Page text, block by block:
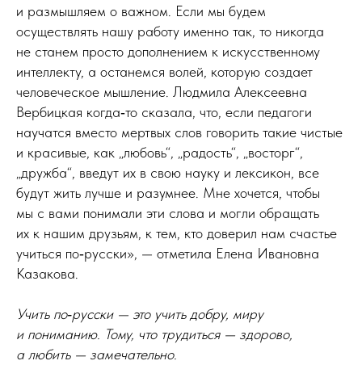
и размышляем о важном. Если мы будем
осуществлять нашу работу именно так, то никогда
не станем просто дополнением к искусственному
интеллекту, а останемся волей, которую создает
человеческое мышление. Людмила Алексеевна
Вербицкая когда‑то сказала, что, если педагоги
научатся вместо мертвых слов говорить такие чистые
и красивые, как „любовь“, „радость“, „восторг“,
„дружба“, введут их в свою науку и лексикон, все
будут жить лучше и разумнее. Мне хочется, чтобы
мы с вами понимали эти слова и могли обращать
их к нашим друзьям, к тем, кто доверил нам счастье
учиться по‑русски», — отметила Елена Ивановна
Казакова.
Учить по‑русски — это учить добру, миру
и пониманию. Тому, что трудиться — здорово,
а любить — замечательно.